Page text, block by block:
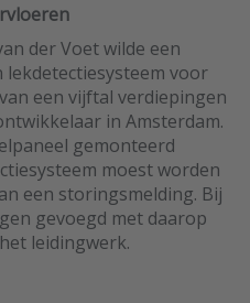
der Voet wilde een
voor
een vijftal verdiepingen
in Amsterdam.
gemonteerd
moest worden
een storingsmelding. Bij
gevoegd met daarop
leidingwerk.